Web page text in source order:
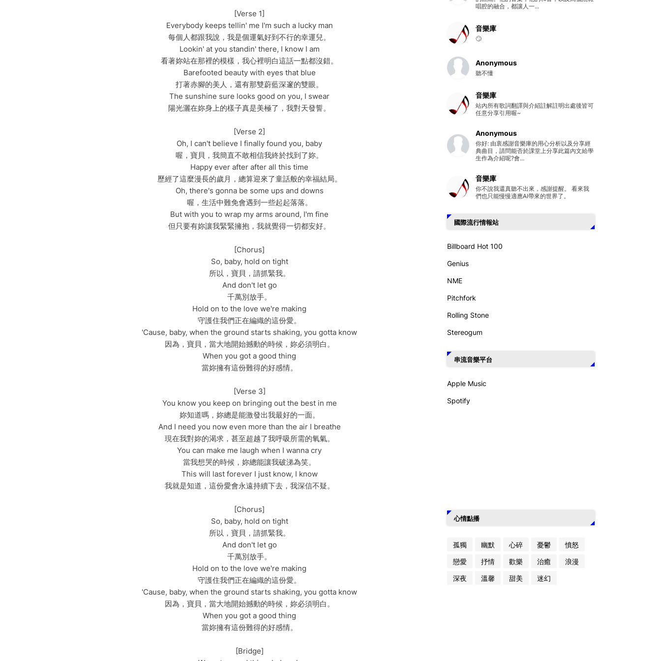
[Verse 1]
Everybody keeps tellin' me I'm such a lucky man
每個人都跟我說，我是個運氣好到不行的幸運兒。
Lookin' at you standin' there, I know I am
看著妳站在那裡的模樣，我心裡明白這話一點都沒錯。
Barefooted beauty with eyes that blue
打著赤腳的美人，還有那雙蔚藍深邃的雙眼。
The sunshine sure looks good on you, I swear
陽光灑在妳身上的樣子真是美極了，我對天發誓。
[Verse 2]
Oh, I can't believe I finally found you, baby
喔，寶貝，我簡直不敢相信我終於找到了妳。
Happy ever after after all this time
歷經了這麼漫長的歲月，總算迎來了童話般的幸福結局。
Oh, there's gonna be some ups and downs
喔，生活中難免會遇到一些起起落落。
But with you to wrap my arms around, I'm fine
但只要有妳讓我緊緊擁抱，我就覺得一切都安好。
[Chorus]
So, baby, hold on tight
所以，寶貝，請抓緊我。
And don't let go
千萬別放手。
Hold on to the love we're making
守護住我們正在編織的這份愛。
'Cause, baby, when the ground starts shaking, you gotta know
因為，寶貝，當大地開始撼動的時候，妳必須明白。
When you got a good thing
當妳擁有這份難得的好感情。
[Verse 3]
You know you keep on bringing out the best in me
妳知道嗎，妳總是能激發出我最好的一面。
And I need you now even more than the air I breathe
現在我對妳的渴求，甚至超越了我呼吸所需的氧氣。
You can make me laugh when I wanna cry
當我想哭的時候，妳總能讓我破涕為笑。
This will last forever I just know, I know
我就是知道，這份愛會永遠持續下去，我深信不疑。
[Chorus]
So, baby, hold on tight
所以，寶貝，請抓緊我。
And don't let go
千萬別放手。
Hold on to the love we're making
守護住我們正在編織的這份愛。
'Cause, baby, when the ground starts shaking, you gotta know
因為，寶貝，當大地開始撼動的時候，妳必須明白。
When you got a good thing
當妳擁有這份難得的好感情。
[Bridge]
唱腔的融合，都讓人一...
音樂庫
🙄
Anonymous
聽不懂
音樂庫
站內所有歌詞翻譯與介紹註解註明出處後皆可
任意分享引用喔~
Anonymous
你好: 由衷感謝音樂庫的用心分析以及分享經
典曲目，請問能否於課堂上分享此篇內文給學
生作為介紹呢?會...
音樂庫
你不說我還真聽不出來，感謝提醒。 看來我
們也只能慢慢適應AI帶來的世界了。
國際流行情報站
Billboard Hot 100
Genius
NME
Pitchfork
Rolling Stone
Stereogum
串流音樂平台
Apple Music
Spotify
心情點播
孤獨 幽默 心碎 憂鬱
憤怒
戀愛
抒情 歡樂 治癒
浪漫
深夜
溫馨 甜美 迷幻